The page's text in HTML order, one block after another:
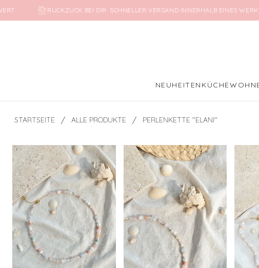
RUCKZUCK BEI DIR: SCHNELLER VERSAND INNERHALB EINES
NEUHEITEN KÜCHE
STARTSEITE / ALLE PRODUKTE / PERLENKETTE ''ELANI''